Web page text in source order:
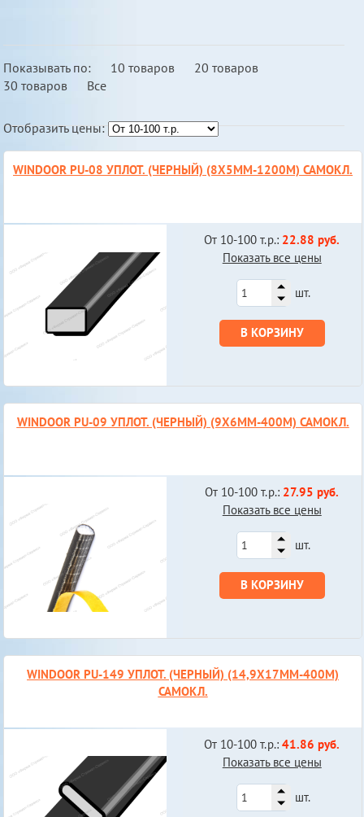
Показывать по: 10 товаров
20 товаров
30 товаров
Все
Отобразить цены:
WINDOOR PU-08 УПЛОТ. (ЧЕРНЫЙ) (8Х5ММ-1200М) САМОКЛ.
От 10-100 т.р.: 22.88 руб.
Показать все цены
шт.
В КОРЗИНУ
WINDOOR PU-09 УПЛОТ. (ЧЕРНЫЙ) (9Х6ММ-400М) САМОКЛ.
От 10-100 т.р.: 27.95 руб.
Показать все цены
шт.
В КОРЗИНУ
WINDOOR PU-149 УПЛОТ. (ЧЕРНЫЙ) (14,9Х17ММ-400М)
САМОКЛ.
От 10-100 т.р.:41.86 руб.
Показать все цены
шт.